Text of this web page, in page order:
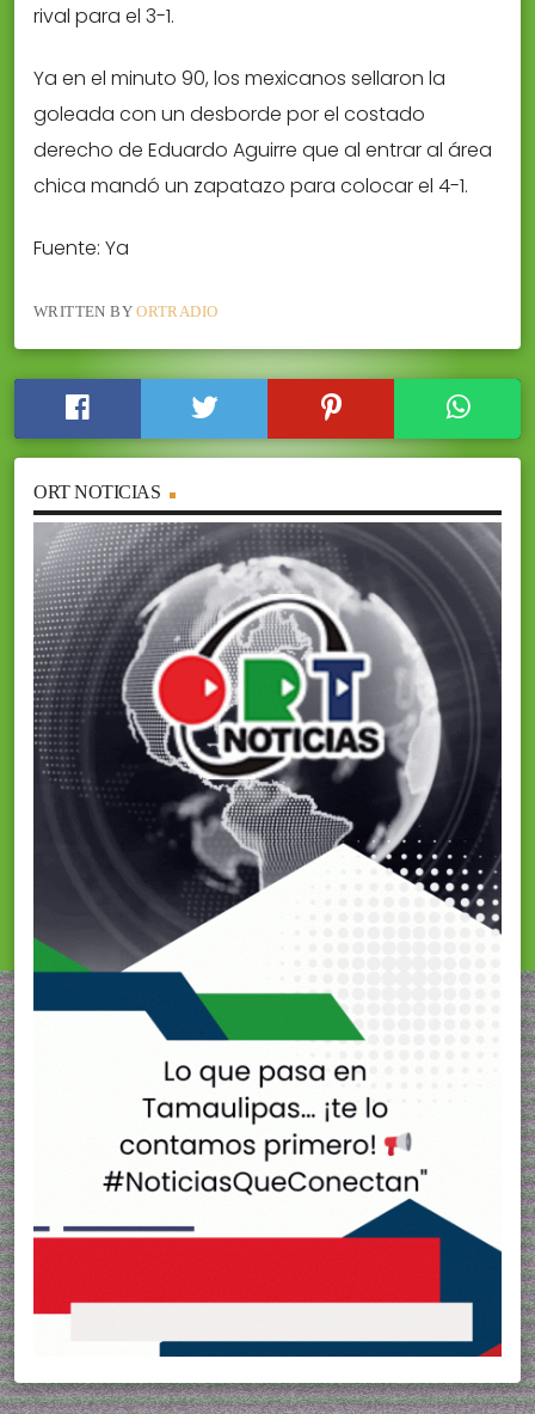
rival para el 3-1.
Ya en el minuto 90, los mexicanos sellaron la
goleada con un desborde por el costado
derecho de Eduardo Aguirre que al entrar al área
chica mandó un zapatazo para colocar el 4-1.
Fuente: Ya
WRITTEN BYORTRADIO
ORT NOTICIAS